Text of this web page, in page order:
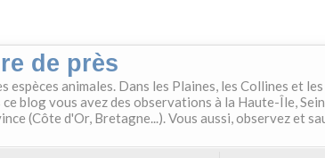
de près
espèces animales. Dans les Plaines, les Collines et
blog vous avez des observations à la Haute-Île,
(Côte d'Or, Bretagne...). Vous aussi, observez et